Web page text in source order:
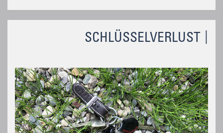
SCHLÜSSELVERLUST